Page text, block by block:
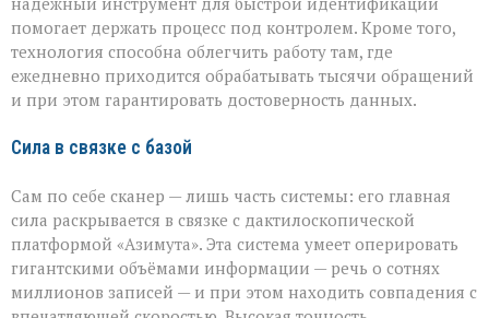
помогает держать процесс под контролем. Кроме того,
технология способна облегчить работу там, где
ежедневно приходится обрабатывать тысячи обращений
и при этом гарантировать достоверность данных.
Сила в связке с базой
Сам по себе сканер — лишь часть системы: его главная
сила раскрывается в связке с дактилоскопической
платформой «Азимута». Эта система умеет оперировать
гигантскими объёмами информации — речь о сотнях
миллионов записей — и при этом находить совпадения с